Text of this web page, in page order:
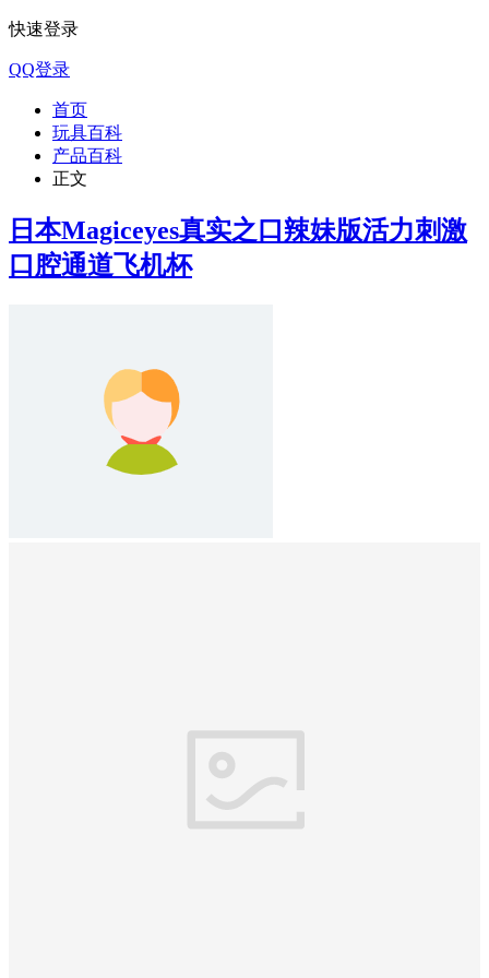
快速登录
QQ登录
首页
玩具百科
产品百科
正文
日本Magiceyes真实之口辣妹版活力刺激
口腔通道飞机杯